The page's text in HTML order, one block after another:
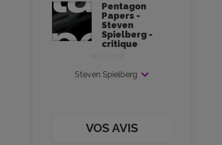
Pentagon
Papers -
Steven
Spielberg -
critique
24/01/2018
Steven Spielberg
VOS AVIS